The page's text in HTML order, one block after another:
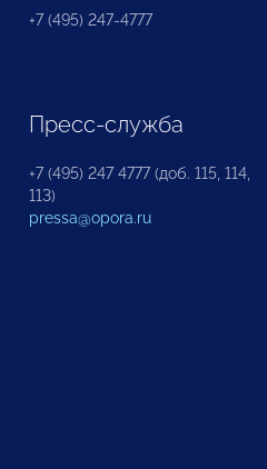
+7 (495) 247-4777
Пресс-служба
+7 (495) 247 4777 (доб. 115, 114,
113)
pressa@opora.ru